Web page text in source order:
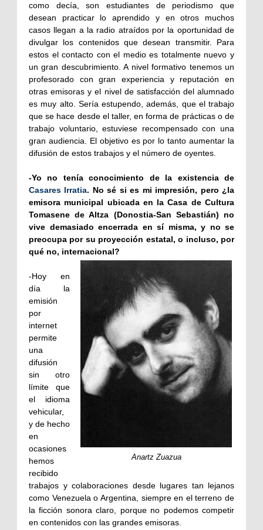
como decía, son estudiantes de periodismo que
desean practicar lo aprendido y en otros muchos
casos llegan a la radio atraídos por la oportunidad de
divulgar los contenidos que desean transmitir. Para
estos el contacto con el medio es totalmente nuevo y
un gran descubrimiento. A nivel formativo tenemos un
profesorado con gran experiencia y reputación en
otras emisoras y el nivel de satisfacción del alumnado
es muy alto. Sería estupendo, además, que el trabajo
que se hace desde el taller, en forma de prácticas o de
trabajo voluntario, estuviese recompensado con una
gran audiencia. El objetivo es por lo tanto aumentar la
difusión de estos trabajos y el número de oyentes.
-Yo no tenía conocimiento de la existencia de
Casares Irratia. No sé si es mi impresión, pero ¿la
emisora municipal ubicada en la Casa de Cultura
Tomasene de Altza (Donostia-San Sebastián) no
vive demasiado encerrada en sí misma, y no se
preocupa por su proyección estatal, o incluso, por
qué no, internacional?
Anartz Zuazua
-Hoy en
día la
emisión
por
internet
permite
una
difusión
sin otro
límite que
el idioma
vehicular,
y de hecho
en
ocasiones
hemos
recibido
trabajos y colaboraciones desde lugares tan lejanos
como Venezuela o Argentina, siempre en el terreno de
la ficción sonora claro, porque no podemos competir
en contenidos con las grandes emisoras.